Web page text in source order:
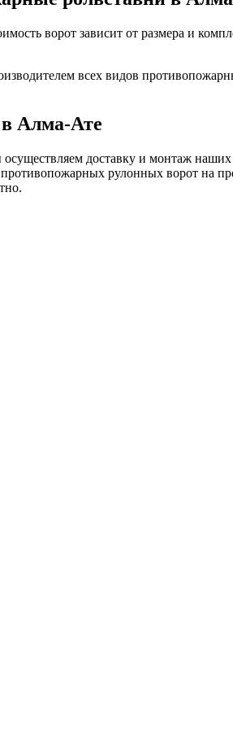
ворот зависит от размера и
всех видов
Алма-Ате
доставку и монтаж
рулонных ворот на